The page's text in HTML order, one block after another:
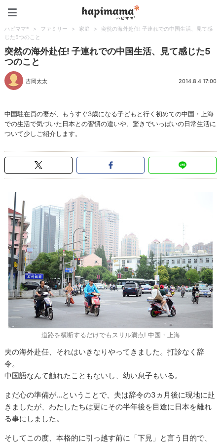
ハピママ* > ファミリー > 家庭 >
突然の海外赴任! 子連れでの中国生活、見て感
じた5つのこと
突然の海外赴任! 子連れでの中国生活、見て感じた5
つのこと
吉岡太太 2014.8.4 17:00
中国駐在員の妻が、もうすぐ3歳になる子どもと行く初めての中国・上海
での生活で気づいた日本との習慣の違いや、驚きでいっぱいの日常生活に
ついて少しご紹介します。
道路を横断するだけでもスリル満点! 中国・上海
夫の海外赴任、それはいきなりやってきました。打診なく辞
令。
中国語なんて触れたこともないし、幼い息子もいる。
まだ心の準備が…ということで、夫は辞令の3ヵ月後に現地に赴
きましたが、わたしたちは更にその半年後を目途に日本を離れ
る事にしました。
そしてこの度、本格的に引っ越す前に「下見」と言う目的で、